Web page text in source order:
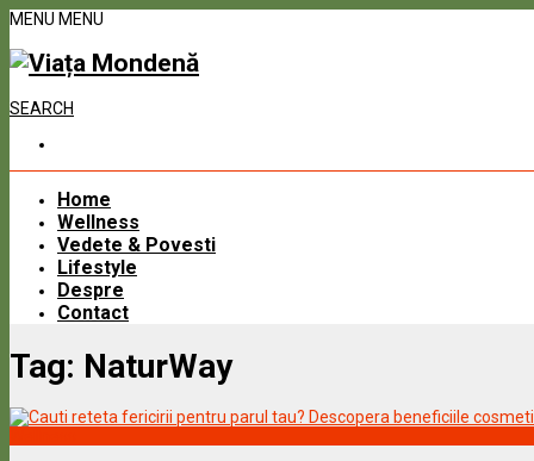
MENU MENU
SEARCH
Home
Wellness
Vedete & Povesti
Lifestyle
Despre
Contact
Tag: NaturWay